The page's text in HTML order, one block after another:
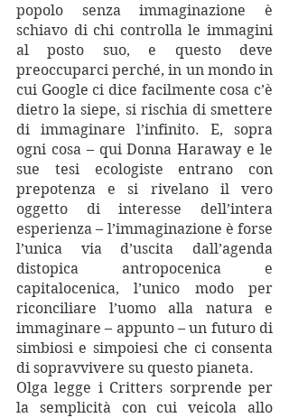
popolo senza immaginazione è
schiavo di chi controlla le immagini
al posto suo, e questo deve
preoccuparci perché, in un mondo in
cui Google ci dice facilmente cosa c’è
dietro la siepe, si rischia di smettere
di immaginare l’infinito. E, sopra
ogni cosa – qui Donna Haraway e le
sue tesi ecologiste entrano con
prepotenza e si rivelano il vero
oggetto di interesse dell’intera
esperienza – l’immaginazione è forse
l’unica via d’uscita dall’agenda
distopica antropocenica e
capitalocenica, l’unico modo per
riconciliare l’uomo alla natura e
immaginare – appunto – un futuro di
simbiosi e simpoiesi che ci consenta
di sopravvivere su questo pianeta.
Olga legge i Critters sorprende per
la semplicità con cui veicola allo